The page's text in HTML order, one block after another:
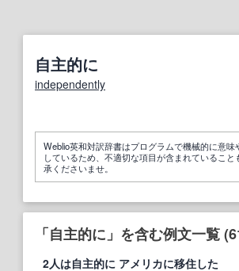
自主的に
independently
Weblio英和対訳辞書はプログラムで機械的に意味
しているため、不適切な項目が含まれていること
承くださいませ。
「自主的に」を含む例文一覧
2人は自主的に アメリカに移住した